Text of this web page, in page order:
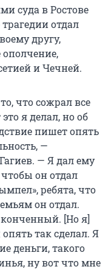
суда в Ростове
отдал
другу,
и Чечней.
что сожрал все
я делал, но об
пишет опять
—
— Я дал ему
он отдал
ребята, что
он отдал.
[Но я]
так сделал. Я
деньги, такого
ну вот что мне